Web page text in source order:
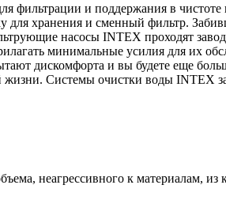
фильтрации и поддержания в чистоте
для хранения и сменный фильтр.
насосы INTEX проходят
минимальные усилия для их
дискомфорта и вы будете еще
Системы очистки воды INTEX
неагрессивного к материалам,